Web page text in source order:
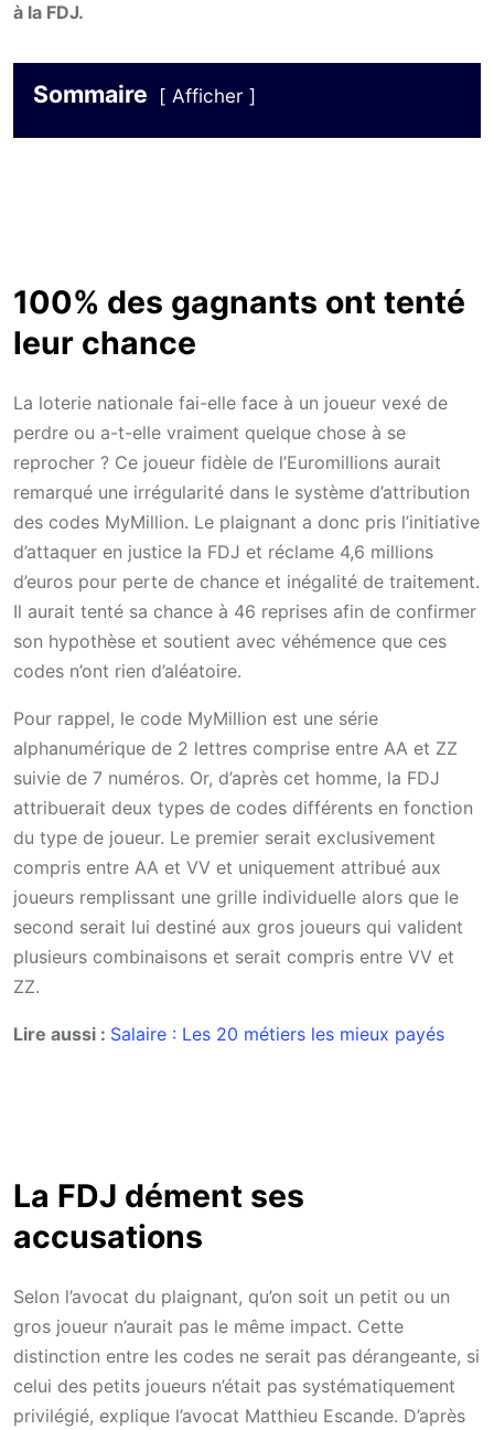
à la FDJ.
Sommaire Afficher
100% des gagnants ont tenté
leur chance
La loterie nationale fai-elle face à un joueur vexé de
perdre ou a-t-elle vraiment quelque chose à se
reprocher ? Ce joueur fidèle de l’Euromillions aurait
remarqué une irrégularité dans le système d’attribution
des codes MyMillion. Le plaignant a donc pris l’initiative
d’attaquer en justice la FDJ et réclame 4,6 millions
d’euros pour perte de chance et inégalité de traitement.
Il aurait tenté sa chance à 46 reprises afin de confirmer
son hypothèse et soutient avec véhémence que ces
codes n’ont rien d’aléatoire.
Pour rappel, le code MyMillion est une série
alphanumérique de 2 lettres comprise entre AA et ZZ
suivie de 7 numéros. Or, d’après cet homme, la FDJ
attribuerait deux types de codes différents en fonction
du type de joueur. Le premier serait exclusivement
compris entre AA et VV et uniquement attribué aux
joueurs remplissant une grille individuelle alors que le
second serait lui destiné aux gros joueurs qui valident
plusieurs combinaisons et serait compris entre VV et
ZZ.
Lire aussi : Salaire : Les 20 métiers les mieux payés
La FDJ dément ses
accusations
Selon l’avocat du plaignant, qu’on soit un petit ou un
gros joueur n’aurait pas le même impact. Cette
distinction entre les codes ne serait pas dérangeante, si
celui des petits joueurs n’était pas systématiquement
privilégié, explique l’avocat Matthieu Escande. D’après